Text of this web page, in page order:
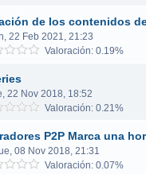
de los contenidos
22 Feb 2021, 21:23
Valoración: 0.19%
22 Nov 2018, 18:52
Valoración: 0.21%
P2P Marca una
08 Nov 2018, 21:31
Valoración: 0.07%